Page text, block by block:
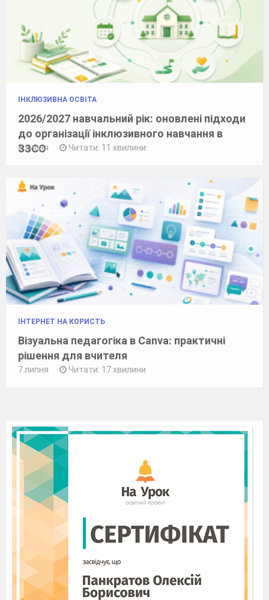
ІНКЛЮЗИВНА ОСВІТА
2026/2027 навчальний рік: оновлені підходи
до організації інклюзивного навчання в
ЗЗСО
8 липня Читати: 11 хвилини
ІНТЕРНЕТ НА КОРИСТЬ
Візуальна педагогіка в Canva: практичні
рішення для вчителя
7 липня Читати: 17 хвилини